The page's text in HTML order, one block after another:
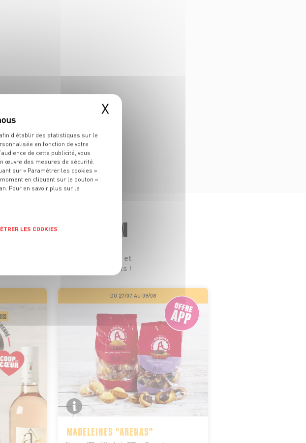
MAGASIN
vous faire profiter de leurs prix et
y en aura pour tous les goûts !
DU 27/07 AU 09/08
MADELEINES "ARENAS"
X
d’établir des statistiques sur le
en fonction de votre
de cette publicité, vous
œuvre des mesures de sécurité.
sur « Paramétrer les cookies »
en cliquant sur le bouton «
Pour en savoir plus sur la
LES COOKIES